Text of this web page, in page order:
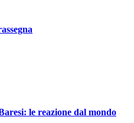
le reazione dal mondo